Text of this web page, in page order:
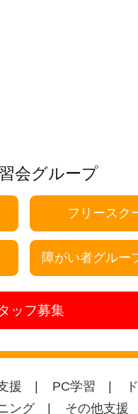
会グループ
フリースク
障がい者グルー
ッフ募集
援 PC学習
ング その他支援